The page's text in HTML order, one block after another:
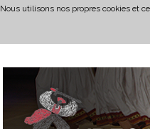
Nous utilisons nos propres cookies et